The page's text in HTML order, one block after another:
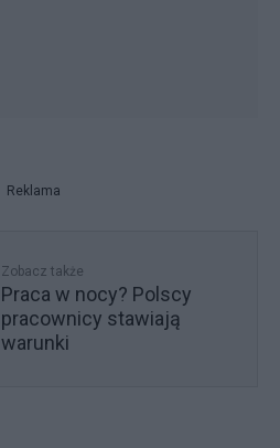
Reklama
Zobacz także
Praca w nocy? Polscy
pracownicy stawiają
warunki